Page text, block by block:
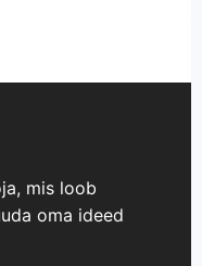
mis loob
oma ideed